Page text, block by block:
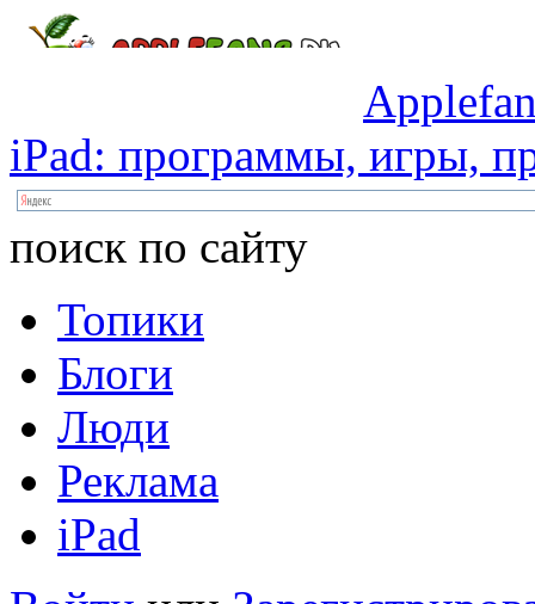
iPad: программы, игры,
поиск по сайту
Топики
Блоги
Люди
Реклама
iPad